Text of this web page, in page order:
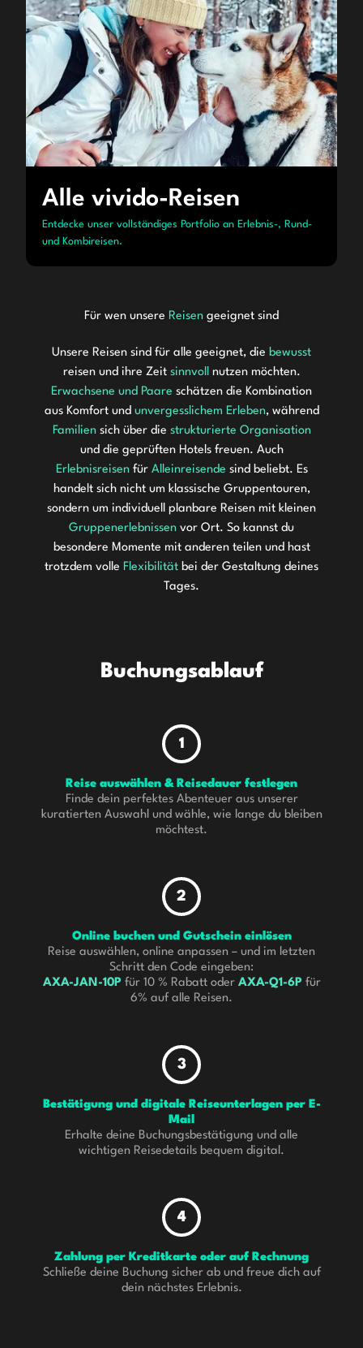
Alle vivido-Reisen
Entdecke unser vollständiges Portfolio an Erlebnis-, Rund-
und Kombireisen.
Für wen unsere Reisengeeignet sind
Unsere Reisen sind für alle geeignet, die bewusst
reisen und ihre Zeit sinnvollnutzen möchten.
Erwachsene und Paare schätzen die Kombination
aus Komfort und unvergesslichem Erleben, während
Familiensich über die strukturierte Organisation
und die geprüften Hotels freuen. Auch
Erlebnisreisenfür Alleinreisende sind beliebt. Es
handelt sich nicht um klassische Gruppentouren,
sondern um individuell planbare Reisen mit kleinen
Gruppenerlebnissen vor Ort. So kannst du
besondere Momente mit anderen teilen und hast
trotzdem volle Flexibilität bei der Gestaltung deines
Tages.
Buchungsablauf
1
Reise auswählen & Reisedauer festlegen
Finde dein perfektes Abenteuer aus unserer
kuratierten Auswahl und wähle, wie lange du bleiben
möchtest.
2
Online buchen und Gutschein einlösen
Reise auswählen, online anpassen – und im letzten
Schritt den Code eingeben:
AXA-JAN-10P für 10 % Rabatt oder AXA-Q1-6P für
6% auf alle Reisen.
3
Bestätigung und digitale Reiseunterlagen per E-
Mail
Erhalte deine Buchungsbestätigung und alle
wichtigen Reisedetails bequem digital.
4
Zahlung per Kreditkarte oder auf Rechnung
Schließe deine Buchung sicher ab und freue dich auf
dein nächstes Erlebnis.